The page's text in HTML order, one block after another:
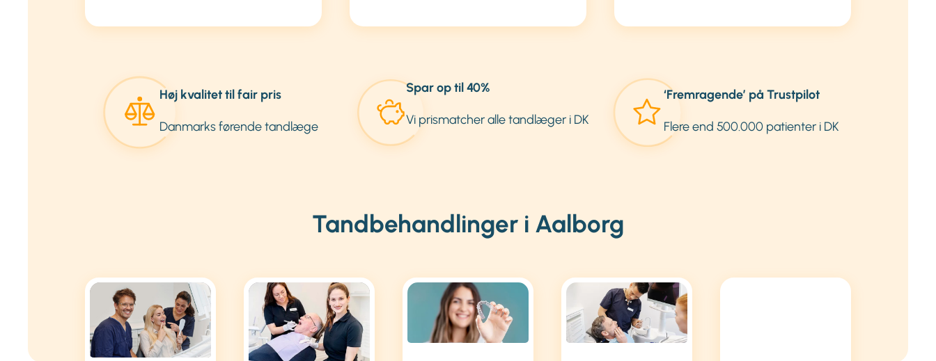
Høj kvalitet til fair pris
Danmarks førende tandlæge
Spar op til 40%
Vi prismatcher alle tandlæger i DK
‘Fremragende’ på Trustpilot
Flere end 500.000 patienter i DK
Tandbehandlinger i Aalborg